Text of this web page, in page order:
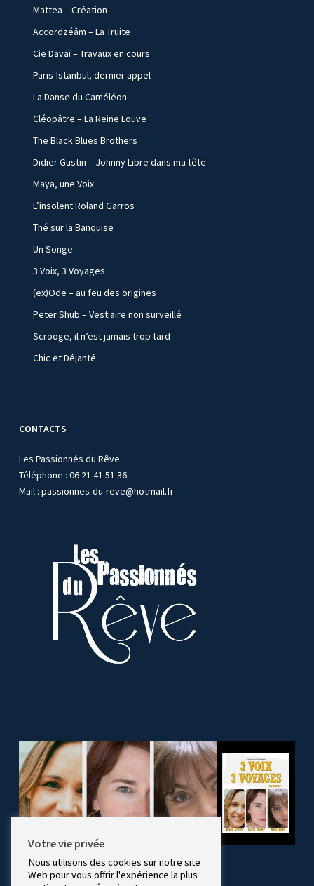
Mattea – Création
Accordzéâm – La Truite
Cie Davaï – Travaux en cours
Paris-Istanbul, dernier appel
La Danse du Caméléon
Cléopâtre – La Reine Louve
The Black Blues Brothers
Didier Gustin – Johnny Libre dans ma tête
Maya, une Voix
L’insolent Roland Garros
Thé sur la Banquise
Un Songe
3 Voix, 3 Voyages
(ex)Ode – au feu des origines
Peter Shub – Vestiaire non surveillé
Scrooge, il n’est jamais trop tard
Chic et Déjanté
CONTACTS
Les Passionnés du Rêve
Téléphone : 06 21 41 51 36
Mail : passionnes-du-reve@hotmail.fr
Votre vie privée
Nous utilisons des cookies sur notre site
Web pour vous offrir l'expérience la plus